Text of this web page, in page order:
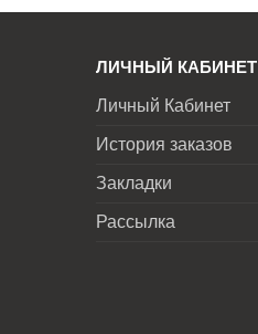
ЛИЧНЫЙ КАБИНЕТ
Личный Кабинет
История заказов
Закладки
Рассылка